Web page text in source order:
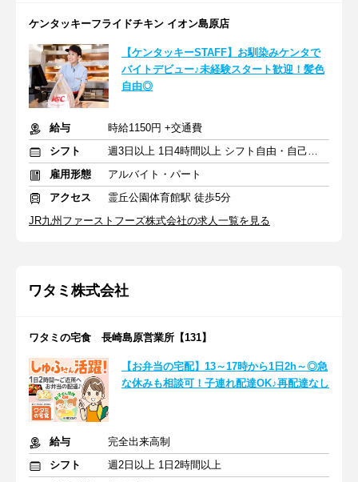
ケンタッキーフライドチキン イオン島原店
【ケンタッキーSTAFF】お馴染みケンタで
バイトデビュー♪未経験スタート歓迎！髪色
自由◎
給与
時給1150円 +交通費
シフト
週3日以上 1日4時間以上 シフト自由・自己申告
雇用形態
アルバイト・パート
アクセス
霊丘公園体育館駅 徒歩5分
JR九州ファーストフーズ株式会社の求人一覧を見る
ワタミ株式会社
ワタミの宅食 長崎島原営業所【131】
【お弁当の宅配】13～17時から1日2h～◎急
な休みも相談可！子連れ配達OK♪再配達なし
給与
完全出来高制
シフト
週2日以上 1日2時間以上